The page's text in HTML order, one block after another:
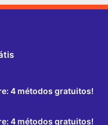
4 métodos gratuitos!
4 métodos gratuitos!